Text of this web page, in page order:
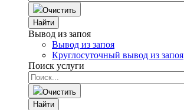
Очистить
Найти
Вывод из запоя
Вывод из запоя
Круглосуточный вывод из запоя
Поиск услуги
Очистить
Найти